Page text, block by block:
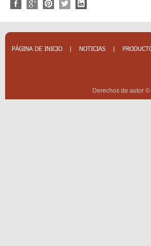
PÁGINA DE INICIO | NOTICIAS |
Derechos de autor